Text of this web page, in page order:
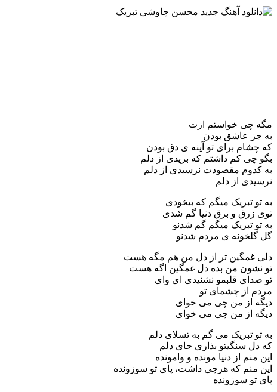
مگه چی خواستم ازت
به جز عاشق بودن
که چشام برای تو آینه ی دق بودن
بگو چی کم داشتم که بریدی از دلم
به کدوم مقصودت نرسیدی از دلم
نرسیدی از دلم
به تو تبریک میگم که بیخودی
توی زرق و برق دنیا گم شدی
به تو تبریک میگم گم شدنو
گل گلخونه ی مردم شدنو
دلی غمگین تر از دل من هم مگه هست
تو نشون من بده دل غمگین اگه هست
تو صدای قلبمو نشنیدی ای وای
مردم از چشمای تو
دیگه از من چی می خوای
دیگه از من چی می خوای
به تو تبریک می گم به تسلای دلم
که دل سنگیتو بذاری جای دلم
این منم از دنیا مونده و وامونده
این منم که هرچی داشت، پای تو سوزونده
پای تو سوزونده